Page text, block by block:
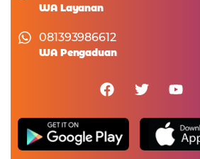
WA Layanan
081393986612
WA Pengaduan